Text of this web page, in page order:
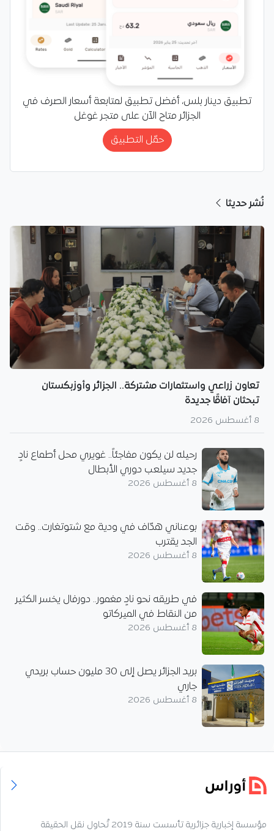
تطبيق دينار بلس، أفضل تطبيق لمتابعة أسعار الصرف في
الجزائر متاح الآن على متجر غوغل
حمّل التطبيق
نُشر حديثا
تعاون زراعي واستثمارات مشتركة.. الجزائر وأوزبكستان
تبحثان آفاقًا جديدة
8 أغسطس 2026
رحيله لن يكون مفاجئاً.. غويري محل أطماع نادٍ
جديد سيلعب دوري الأبطال
8 أغسطس 2026
بوعناني هدّاف في ودية مع شتوتغارت.. وقت
الجد يقترب
8 أغسطس 2026
في طريقه نحو نادٍ مغمور.. دورفال يخسر الكثير
من النقاط في الميركاتو
8 أغسطس 2026
بريد الجزائر يصل إلى 30 مليون حساب بريدي
جاري
8 أغسطس 2026
مؤسسة إخبارية جزائرية تأسست سنة 2019 تُحاول نقل الحقيقة